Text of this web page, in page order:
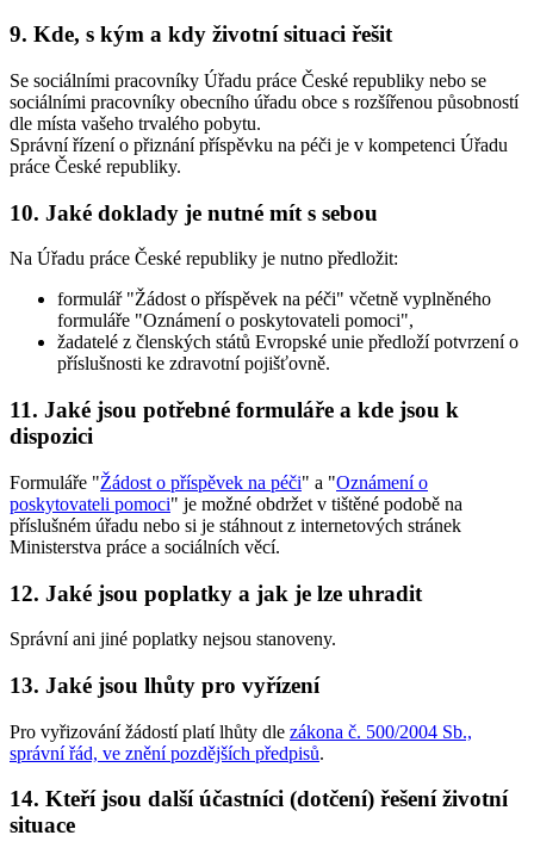
9. Kde, s kým a kdy životní situaci řešit
Se sociálními pracovníky Úřadu práce České republiky nebo se
sociálními pracovníky obecního úřadu obce s rozšířenou působností
dle místa vašeho trvalého pobytu.
Správní řízení o přiznání příspěvku na péči je v kompetenci Úřadu
práce České republiky.
10. Jaké doklady je nutné mít s sebou
Na Úřadu práce České republiky je nutno předložit:
formulář "Žádost o příspěvek na péči" včetně vyplněného
formuláře "Oznámení o poskytovateli pomoci",
žadatelé z členských států Evropské unie předloží potvrzení o
příslušnosti ke zdravotní pojišťovně.
11. Jaké jsou potřebné formuláře a kde jsou k
dispozici
Formuláře "Žádost o příspěvek na péči" a "Oznámení o
poskytovateli pomoci" je možné obdržet v tištěné podobě na
příslušném úřadu nebo si je stáhnout z internetových stránek
Ministerstva práce a sociálních věcí.
12. Jaké jsou poplatky a jak je lze uhradit
Správní ani jiné poplatky nejsou stanoveny.
13. Jaké jsou lhůty pro vyřízení
Pro vyřizování žádostí platí lhůty dle zákona č. 500/2004 Sb.,
správní řád, ve znění pozdějších předpisů.
14. Kteří jsou další účastníci (dotčení) řešení životní
situace